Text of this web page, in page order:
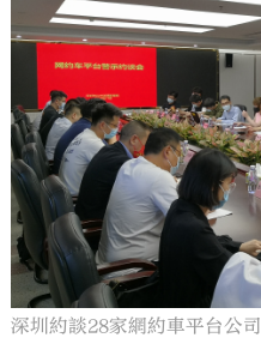
深圳約談28家網約車平台公司